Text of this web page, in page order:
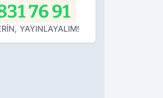
76 91
YAYINLAYALIM!